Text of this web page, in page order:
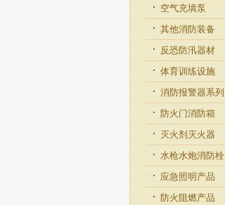
空气充填泵
其他消防装备
反恐防汛器材
体育训练设施
消防报警器系列
防火门消防箱
灭火剂灭火器
水枪水炮消防栓
应急照明产品
防火阻燃产品